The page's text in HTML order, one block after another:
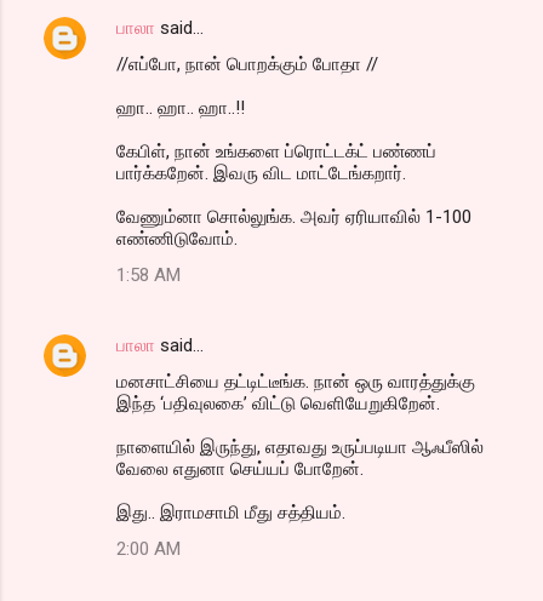
பாலா said…
//எப்போ, நான் பொறக்கும் போதா //
ஹா.. ஹா.. ஹா..!!
கேபிள், நான் உங்களை ப்ரொட்டக்ட் பண்ணப்
பார்க்கறேன். இவரு விட மாட்டேங்கறார்.
வேணும்னா சொல்லுங்க. அவர் ஏரியாவில் 1-100
எண்ணிடுவோம்.
1:58 AM
பாலா said…
மனசாட்சியை தட்டிட்டீங்க. நான் ஒரு வாரத்துக்கு
இந்த ‘பதிவுலகை’ விட்டு வெளியேறுகிறேன்.
நாளையில் இருந்து, எதாவது உருப்படியா ஆஃபீஸில்
வேலை எதுனா செய்யப் போறேன்.
இது.. இராமசாமி மீது சத்தியம்.
2:00 AM